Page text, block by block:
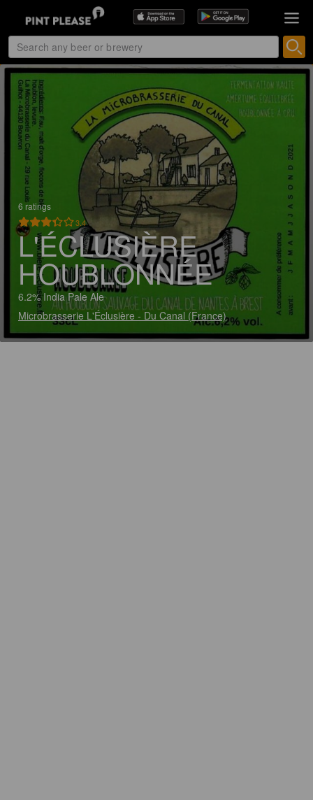
6 ratings
3.4
L'ÉCLUSIÈRE
HOUBLONNÉE
6.2% India Pale Ale
Microbrasserie L'Éclusière - Du Canal (France)